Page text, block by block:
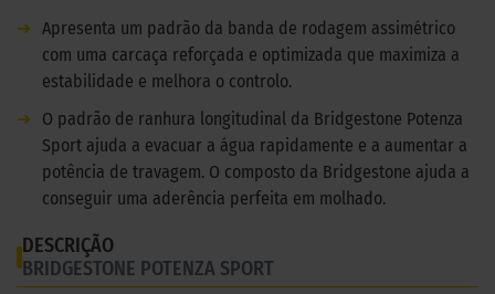
➜ Apresenta um padrão da banda de rodagem assimétrico
com uma carcaça reforçada e optimizada que maximiza a
estabilidade e melhora o controlo.
➜
O padrão de ranhura longitudinal da Bridgestone Potenza
Sport ajuda a evacuar a água rapidamente e a aumentar a
potência de travagem. O composto da Bridgestone ajuda a
conseguir uma aderência perfeita em molhado.
DESCRIÇÃO
BRIDGESTONE POTENZA SPORT